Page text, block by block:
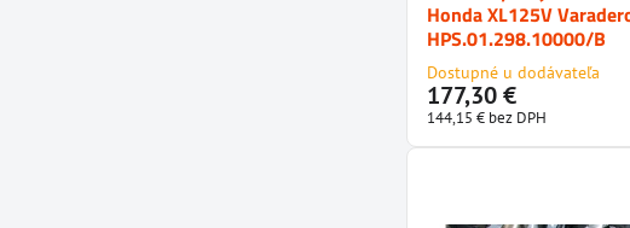
Honda XL125V
HPS.01.298.10000/B
Dostupné u dodávateľa
177,30 €
144,15 € bez DPH